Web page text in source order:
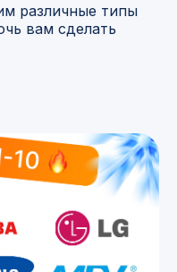
различные типы
вам сделать